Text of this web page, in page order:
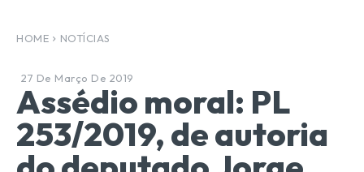
HOME NOTÍCIAS
27 De Março De 2019
Assédio moral: PL
253/2019, de autoria